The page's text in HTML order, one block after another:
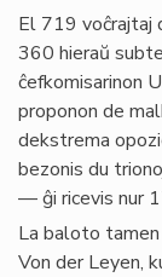
El 719 voĉrajtaj
360 hieraŭ
ĉefkomisarinon
proponon de
dekstrema
bezonis du
— ĝi ricevis nur
La baloto
Von der Leyen,